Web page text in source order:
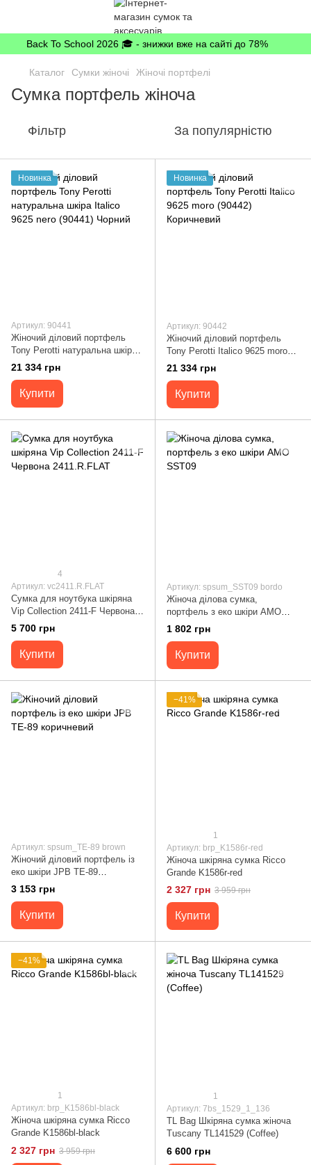
Back To School 2026 🎓 - знижки вже на сайті до 78%
Каталог Сумки жіночі Жіночі портфелі
Сумка портфель жіноча
Фільтр За популярністю
Новинка
Артикул: 90441
Жіночий діловий портфель
Tony Perotti натуральна шкіра
Italico 9625 nero (90441) Чорний
21 334 грн
Купити
Новинка
Артикул: 90442
Жіночий діловий портфель
Tony Perotti Italico 9625 moro
(90442) Коричневий
21 334 грн
Купити
4
Артикул: vc2411.R.FLAT
Сумка для ноутбука шкіряна
Vip Collection 2411-F Червона
2411.R.FLAT
5 700 грн
Купити
Артикул: spsum_SST09 bordo
Жіноча ділова сумка,
портфель з еко шкіри AMO
SST09
1 802 грн
Купити
Артикул: spsum_TE-89 brown
Жіночий діловий портфель із
еко шкіри JPB TE-89
коричневий
3 153 грн
Купити
−41%
1
Артикул: brp_K1586r-red
Жіноча шкіряна сумка Ricco
Grande K1586r-red
2 327 грн 3 959 грн
Купити
−41%
1
Артикул: brp_K1586bl-black
Жіноча шкіряна сумка Ricco
Grande K1586bl-black
2 327 грн 3 959 грн
1
Артикул: 7bs_1529_1_136
TL Bag Шкіряна сумка жіноча
Tuscany TL141529 (Coffee)
6 600 грн